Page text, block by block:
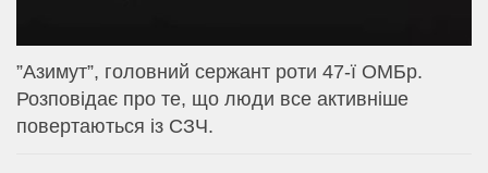
⁨”Азимут”, головний сержант роти 47-ї ОМБр.
Розповідає про те, що люди все активніше
повертаються із СЗЧ.